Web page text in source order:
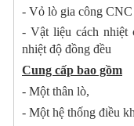
- Vỏ lò gia công CNC
- Vật liệu cách nhiệt
nhiệt độ đồng đều
Cung cấp bao gồm
- Một thân lò,
- Một hệ thống điều